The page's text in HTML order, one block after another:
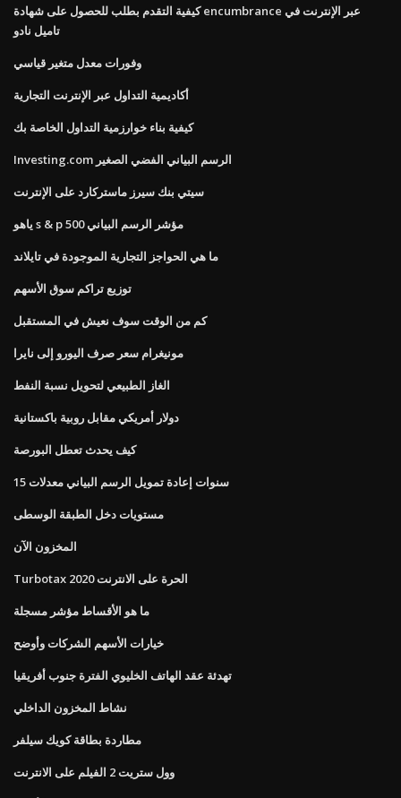
كيفية التقدم بطلب للحصول على شهادة encumbrance عبر الإنترنت في
تاميل نادو
وفورات معدل متغير قياسي
أكاديمية التداول عبر الإنترنت التجارية
كيفية بناء خوارزمية التداول الخاصة بك
Investing.com الرسم البياني الفضي الصغير
سيتي بنك سيرز ماستركارد على الإنترنت
ياهو s & p 500 مؤشر الرسم البياني
ما هي الحواجز التجارية الموجودة في تايلاند
توزيع تراكم سوق الأسهم
كم من الوقت سوف نعيش في المستقبل
مونيغرام سعر صرف اليورو إلى نايرا
الغاز الطبيعي لتحويل نسبة النفط
دولار أمريكي مقابل روبية باكستانية
كيف يحدث تعطل البورصة
15 سنوات إعادة تمويل الرسم البياني معدلات
مستويات دخل الطبقة الوسطى
المخزون الآن
Turbotax الحرة على الانترنت 2020
ما هو الأقساط مؤشر مسجلة
خيارات الأسهم الشركات وأوضح
تهدئة عقد الهاتف الخليوي الفترة جنوب أفريقيا
نشاط المخزون الداخلي
مطاردة بطاقة كويك سيلفر
وول ستريت 2 الفيلم على الانترنت